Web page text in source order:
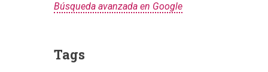
Búsqueda avanzada en Google
Tags